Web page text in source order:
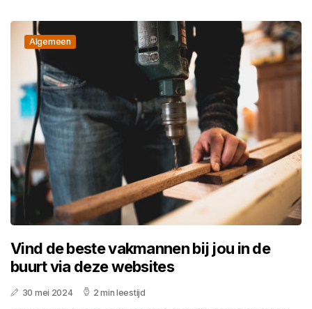
Algemeen
Vind de beste vakmannen bij jou in de
buurt via deze websites
30 mei 2024 2 min leestijd